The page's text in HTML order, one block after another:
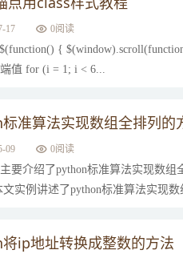
17 0阅读
{
值 for (i = 1; i < 6...
准算法实现数组全排列的
09 0阅读
要介绍了python标准算法实现数
实例讲述了python标准算法实现
ip地址转换成整数的方法